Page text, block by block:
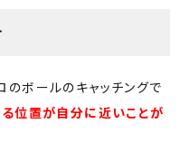
のボールのキャッチングで
位置が自分に近いことが